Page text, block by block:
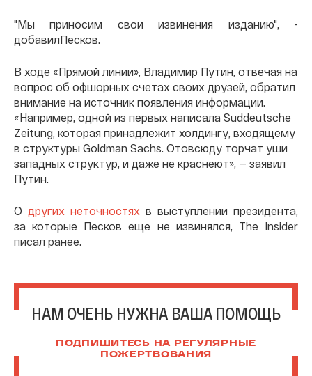
"Мы приносим свои извинения изданию", -
добавилПесков.
В ходе «Прямой линии», Владимир Путин, отвечая на
вопрос об офшорных счетах своих друзей, обратил
внимание на источник появления информации.
«Например, одной из первых написала Suddeutsche
Zeitung, которая принадлежит холдингу, входящему
в структуры Goldman Sachs. Отовсюду торчат уши
западных структур, и даже не краснеют», — заявил
Путин.
О других неточностях в выступлении президента,
за которые Песков еще не извинялся, The Insider
писал ранее.
НАМ ОЧЕНЬ НУЖНА ВАША ПОМОЩЬ
ПОДПИШИТЕСЬ НА РЕГУЛЯРНЫЕ
ПОЖЕРТВОВАНИЯ